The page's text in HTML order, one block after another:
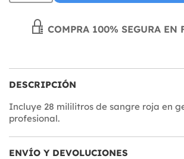
COMPRA 100% SEGURA
DESCRIPCIÓN
Incluye 28 mililitros de sangre roja en
profesional.
ENVÍO Y DEVOLUCIONES